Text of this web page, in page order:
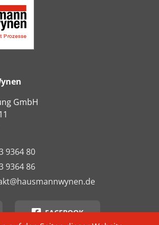
GmbH
9364 80
9364 86
FACEBOOK